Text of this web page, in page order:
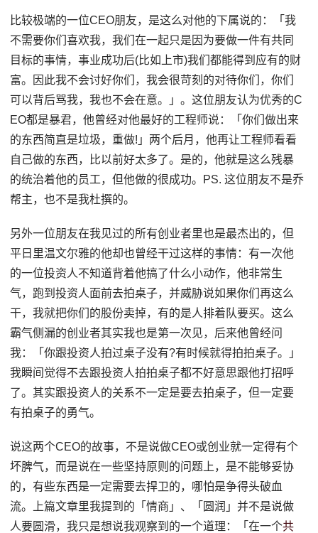
比较极端的一位CEO朋友，是这么对他的下属说的：「我
不需要你们喜欢我，我们在一起只是因为要做一件有共同
目标的事情，事业成功后(比如上市)我们都能得到应有的财
富。因此我不会讨好你们，我会很苛刻的对待你们，你们
可以背后骂我，我也不会在意。」。这位朋友认为优秀的C
EO都是暴君，他曾经对他最好的工程师说：「你们做出来
的东西简直是垃圾，重做!」两个后月，他再让工程师看看
自己做的东西，比以前好太多了。是的，他就是这么残暴
的统治着他的员工，但他做的很成功。PS. 这位朋友不是乔
帮主，也不是我杜撰的。
另外一位朋友在我见过的所有创业者里也是最杰出的，但
平日里温文尔雅的他却也曾经干过这样的事情：有一次他
的一位投资人不知道背着他搞了什么小动作，他非常生
气，跑到投资人面前去拍桌子，并威胁说如果你们再这么
干，我就把你们的股份卖掉，有的是人排着队要买。这么
霸气侧漏的创业者其实我也是第一次见，后来他曾经问
我：「你跟投资人拍过桌子没有?有时候就得拍拍桌子。」
我瞬间觉得不去跟投资人拍拍桌子都不好意思跟他打招呼
了。其实跟投资人的关系不一定是要去拍桌子，但一定要
有拍桌子的勇气。
说这两个CEO的故事，不是说做CEO或创业就一定得有个
坏脾气，而是说在一些坚持原则的问题上，是不能够妥协
的，有些东西是一定需要去捍卫的，哪怕是争得头破血
流。上篇文章里我提到的「情商」、「圆润」并不是说做
人要圆滑，我只是想说我观察到的一个道理：「在一个共